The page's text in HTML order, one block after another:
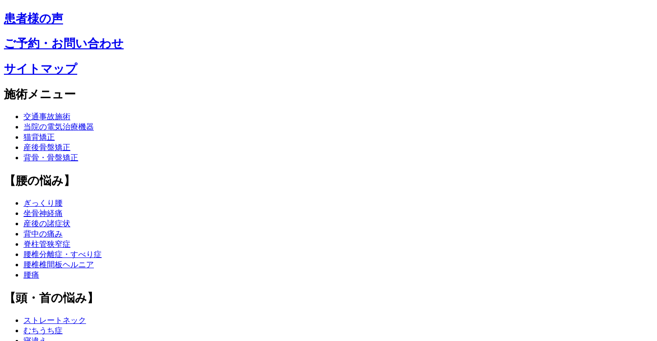
患者様の声
ご予約・お問い合わせ
サイトマップ
施術メニュー
交通事故施術
当院の電気治療機器
猫背矯正
産後骨盤矯正
背骨・骨盤矯正
【腰の悩み】
ぎっくり腰
坐骨神経痛
産後の諸症状
背中の痛み
脊柱管狭窄症
腰椎分離症・すべり症
腰椎椎間板ヘルニア
腰痛
【頭・首の悩み】
ストレートネック
むちうち症